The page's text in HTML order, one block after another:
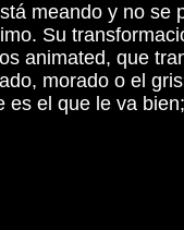
meando y no se
Su
animated, que
morado o el
es el que le va